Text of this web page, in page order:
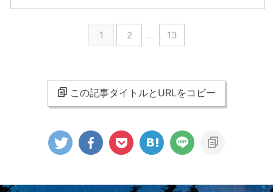
1 2 … 13
この記事タイトルとURLをコピー